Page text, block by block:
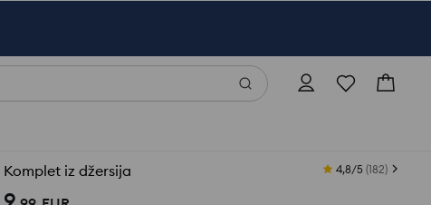
Komplet iz džersija 4,8/5 (182)